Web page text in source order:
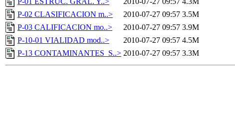
P-02 CLASIFICACION m..>
2010-07-27 09:57 3.5M
P-03 CALIFICACION mo..>
2010-07-27 09:57 3.9M
P-10-01 VIALIDAD mod..>
2010-07-27 09:57 4.5M
P-13 CONTAMINANTES_S..> 2010-07-27 09:57 3.3M